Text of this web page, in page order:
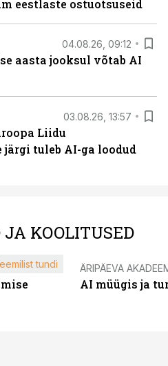
eestlaste ostuotsuseid
04.08.26, 09:12
aasta jooksul võtab AI
03.08.26, 13:57
Liidu
tuleb AI-ga loodud
KOOLITUSED
tundi ÄRIPÄEVA
AI müügis ja